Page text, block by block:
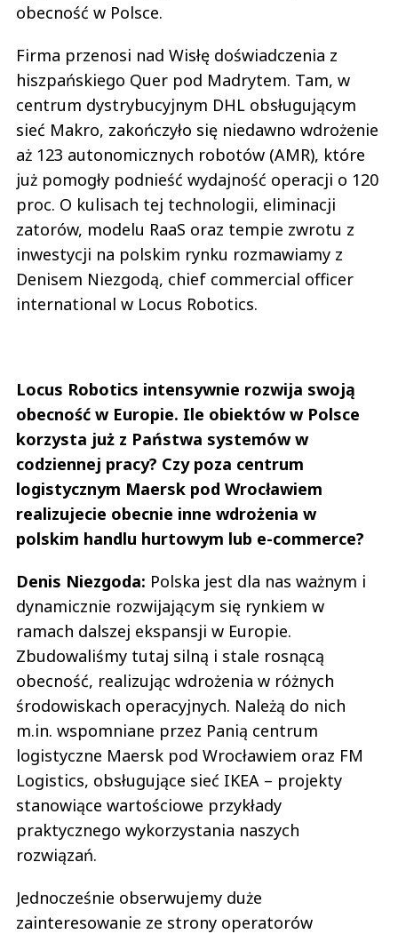
obecność w Polsce.
Firma przenosi nad Wisłę doświadczenia z
hiszpańskiego Quer pod Madrytem. Tam, w
centrum dystrybucyjnym DHL obsługującym
sieć Makro, zakończyło się niedawno wdrożenie
aż 123 autonomicznych robotów (AMR), które
już pomogły podnieść wydajność operacji o 120
proc. O kulisach tej technologii, eliminacji
zatorów, modelu RaaS oraz tempie zwrotu z
inwestycji na polskim rynku rozmawiamy z
Denisem Niezgodą, chief commercial officer
international w Locus Robotics.
Locus Robotics intensywnie rozwija swoją
obecność w Europie. Ile obiektów w Polsce
korzysta już z Państwa systemów w
codziennej pracy? Czy poza centrum
logistycznym Maersk pod Wrocławiem
realizujecie obecnie inne wdrożenia w
polskim handlu hurtowym lub e-commerce?
Denis Niezgoda: Polska jest dla nas ważnym i
dynamicznie rozwijającym się rynkiem w
ramach dalszej ekspansji w Europie.
Zbudowaliśmy tutaj silną i stale rosnącą
obecność, realizując wdrożenia w różnych
środowiskach operacyjnych. Należą do nich
m.in. wspomniane przez Panią centrum
logistyczne Maersk pod Wrocławiem oraz FM
Logistics, obsługujące sieć IKEA – projekty
stanowiące wartościowe przykłady
praktycznego wykorzystania naszych
rozwiązań.
Jednocześnie obserwujemy duże
zainteresowanie ze strony operatorów